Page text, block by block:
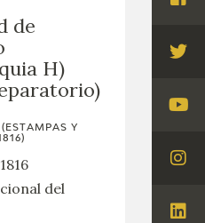
de
H)
Y
del